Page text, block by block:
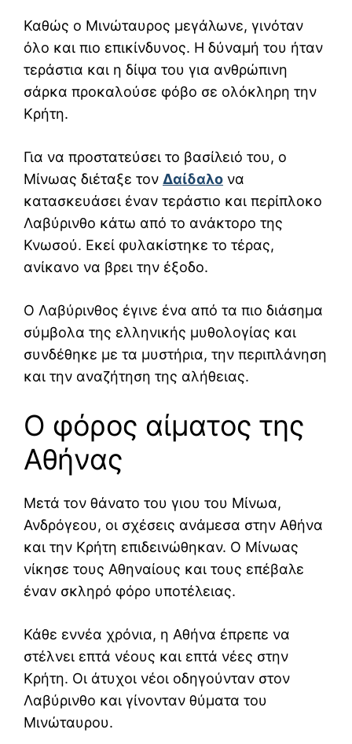
Καθώς ο Μινώταυρος μεγάλωνε, γινόταν
όλο και πιο επικίνδυνος. Η δύναμή του ήταν
τεράστια και η δίψα του για ανθρώπινη
σάρκα προκαλούσε φόβο σε ολόκληρη την
Κρήτη.
Για να προστατεύσει το βασίλειό του, ο
Μίνωας διέταξε τον Δαίδαλο να
κατασκευάσει έναν τεράστιο και περίπλοκο
Λαβύρινθο κάτω από το ανάκτορο της
Κνωσού. Εκεί φυλακίστηκε το τέρας,
ανίκανο να βρει την έξοδο.
Ο Λαβύρινθος έγινε ένα από τα πιο διάσημα
σύμβολα της ελληνικής μυθολογίας και
συνδέθηκε με τα μυστήρια, την περιπλάνηση
και την αναζήτηση της αλήθειας.
Ο φόρος αίματος της
Αθήνας
Μετά τον θάνατο του γιου του Μίνωα,
Ανδρόγεου, οι σχέσεις ανάμεσα στην Αθήνα
και την Κρήτη επιδεινώθηκαν. Ο Μίνωας
νίκησε τους Αθηναίους και τους επέβαλε
έναν σκληρό φόρο υποτέλειας.
Κάθε εννέα χρόνια, η Αθήνα έπρεπε να
στέλνει επτά νέους και επτά νέες στην
Κρήτη. Οι άτυχοι νέοι οδηγούνταν στον
Λαβύρινθο και γίνονταν θύματα του
Μινώταυρου.